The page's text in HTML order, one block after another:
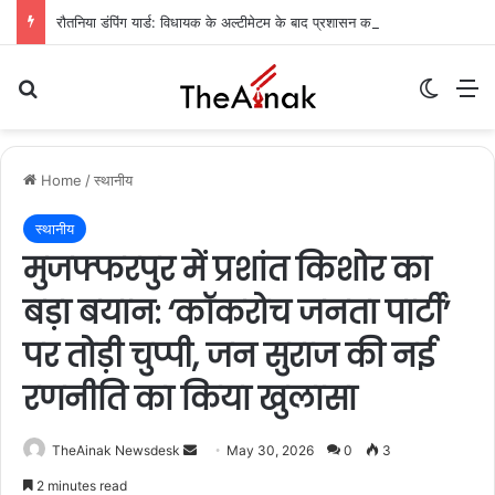
Home /स्थानीय
स्थानीय
मुजफ्फरपुर में प्रशांत किशोर का
बड़ा बयान: ‘कॉकरोच जनता पार्टी’
पर तोड़ी चुप्पी, जन सुराज की नई
रणनीति का किया खुलासा
TheAinak Newsdesk May 30, 2026 0 3
2 minutes read